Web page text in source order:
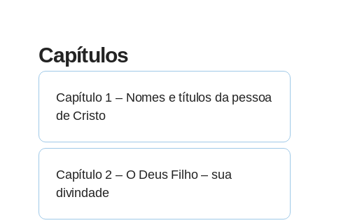
Capítulos
Capítulo 1 – Nomes e títulos da pessoa
de Cristo
Capítulo 2 – O Deus Filho – sua
divindade